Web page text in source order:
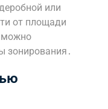
или
от площади
можно
зонирования․